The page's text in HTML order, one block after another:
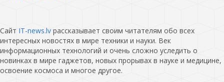
Сайт IT-news.lv рассказывает своим читателям обо всех
интересных новостях в мире техники и науки. Век
информационных технологий и очень сложно уследить о
новинках в мире гаджетов, новых прорывах в науке и медицине,
освоение космоса и многое другое.